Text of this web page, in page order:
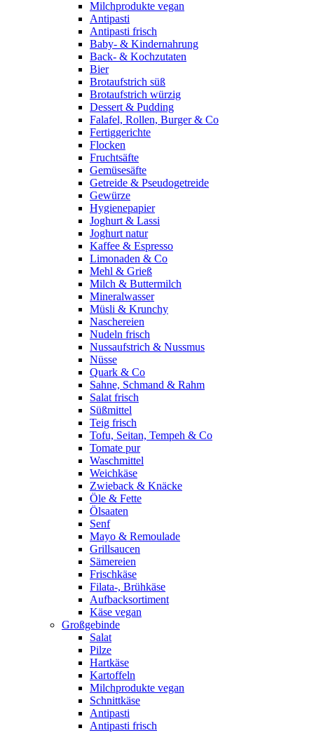
Milchprodukte vegan
Antipasti
Antipasti frisch
Baby- & Kindernahrung
Back- & Kochzutaten
Bier
Brotaufstrich süß
Brotaufstrich würzig
Dessert & Pudding
Falafel, Rollen, Burger & Co
Fertiggerichte
Flocken
Fruchtsäfte
Gemüsesäfte
Getreide & Pseudogetreide
Gewürze
Hygienepapier
Joghurt & Lassi
Joghurt natur
Kaffee & Espresso
Limonaden & Co
Mehl & Grieß
Milch & Buttermilch
Mineralwasser
Müsli & Krunchy
Naschereien
Nudeln frisch
Nussaufstrich & Nussmus
Nüsse
Quark & Co
Sahne, Schmand & Rahm
Salat frisch
Süßmittel
Teig frisch
Tofu, Seitan, Tempeh & Co
Tomate pur
Waschmittel
Weichkäse
Zwieback & Knäcke
Öle & Fette
Ölsaaten
Senf
Mayo & Remoulade
Grillsaucen
Sämereien
Frischkäse
Filata-, Brühkäse
Aufbacksortiment
Käse vegan
Großgebinde
Salat
Pilze
Hartkäse
Kartoffeln
Milchprodukte vegan
Schnittkäse
Antipasti
Antipasti frisch